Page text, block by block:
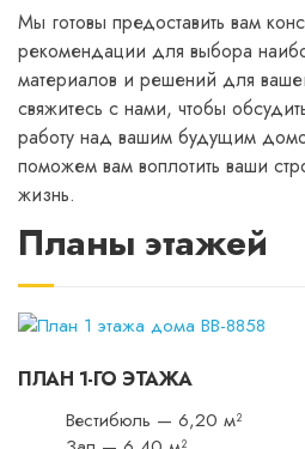
Мы готовы предоставить вам
рекомендации для выбора
материалов и решений для
свяжитесь с нами, чтобы
работу над вашим будущим
поможем вам воплотить ваши
жизнь.
Планы этажей
ПЛАН 1-ГО ЭТАЖА
Вестибюль — 6,20 м²